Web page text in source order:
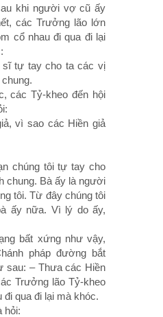
khi người vợ cũ ấy
các Trưởng lão lớn
cổ nhau đi qua đi lại
tự tay cho ta các vị
các Tỷ-kheo đến hội
vì sao các Hiền giả
chúng tôi tự tay cho
chung. Bà ấy là người
tôi. Từ đây chúng tôi
ấy nữa. Vì lý do ấy,
bất xứng như vậy,
pháp đường bắt
sau: – Thưa các Hiền
Trưởng lão Tỷ-kheo
đi qua đi lại mà khóc.
hỏi: